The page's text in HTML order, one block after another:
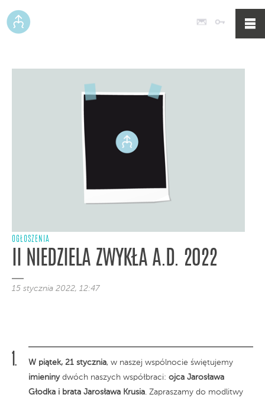
Poczta
OGŁOSZENIA
II NIEDZIELA ZWYKŁA A.D. 2022
15 stycznia 2022, 12:47
W piątek, 21 stycznia, w naszej wspólnocie świętujemy
imieninydwóch naszych współbraci: ojca Jarosława
Głodka i brata Jarosława Krusia. Zapraszamy do modlitwy